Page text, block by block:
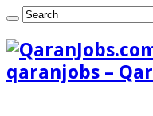
qaranjobs –